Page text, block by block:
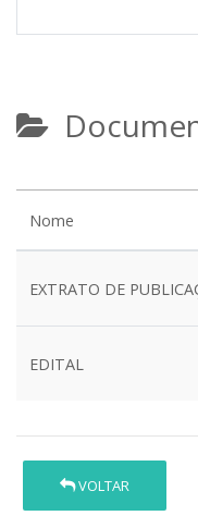
Nome
EXTRATO DE
EDITAL
VOLTAR